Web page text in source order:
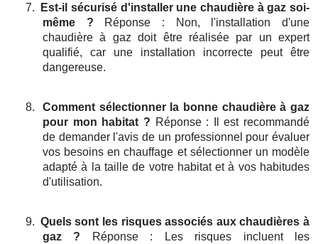
7.
Est-il sécurisé d'installer une chaudière à gaz soi-
même ? Réponse : Non, l'installation d'une
chaudière à gaz doit être réalisée par un expert
qualifié, car une installation incorrecte peut être
dangereuse.
8.
Comment sélectionner la bonne chaudière à gaz
pour mon habitat ? Réponse : Il est recommandé
de demander l'avis de un professionnel pour évaluer
vos besoins en chauffage et sélectionner un modèle
adapté à la taille de votre habitat et à vos habitudes
d'utilisation.
9. Quels sont les risques associés aux chaudières à
gaz ? Réponse : Les risques incluent les